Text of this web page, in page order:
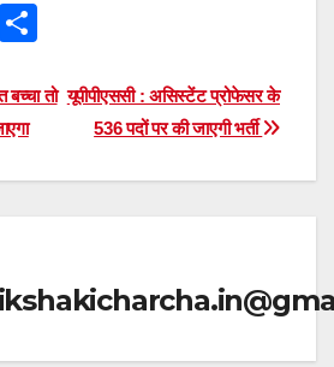
F
arयूपीपीएससी : असिस्टेंट प्रोफेसर के
536 पदों पर की जाएगी भर्ती
तो